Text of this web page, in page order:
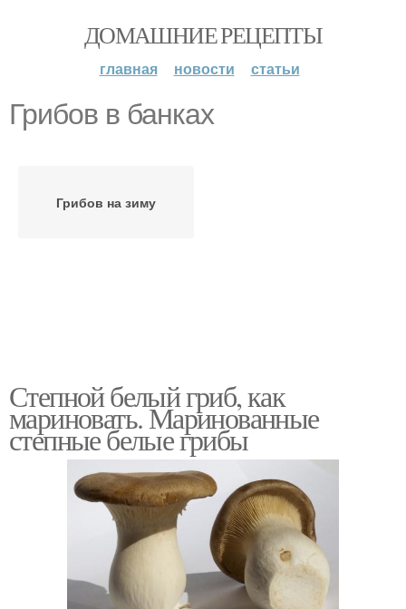
ДОМАШНИЕ РЕЦЕПТЫ
главная новости статьи
Грибов в банках
Грибов на зиму
Степной белый гриб, как
мариновать. Маринованные
степные белые грибы